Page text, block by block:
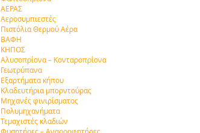
ΑΕΡΑΣ
Αεροσυμπιεστές
Πιστόλια Θερμού Αέρα
ΒΑΦΗ
ΚΗΠΟΣ
Αλυσοπρίονα – Κονταροπρίονα
Γεωτρύπανα
Εξαρτήματα κήπου
Κλαδευτήρια μπορντούρας
Μηχανές φινιρίσματος
Πολυμηχανήματα
Τεμαχιστές κλαδιών